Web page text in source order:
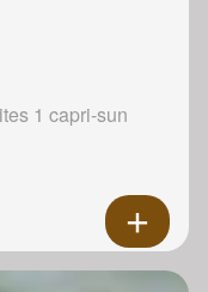
1 capri-sun